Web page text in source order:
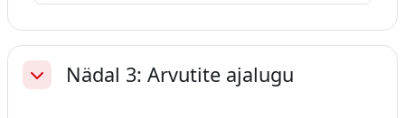
AhendaNädal 3: Arvutite ajalugu